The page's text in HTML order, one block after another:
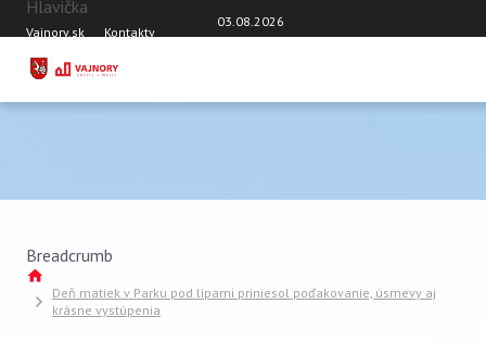
Skočiť na hlavný obsah
Hlavička
Vajnory.sk Kontakty
03.08.2026
DOMOV
OSOBNOSTI VAJNOR
ŠKOLY
Breadcrumb
Deň matiek v Parku pod lipami priniesol poďakovanie, úsmevy aj
krásne vystúpenia